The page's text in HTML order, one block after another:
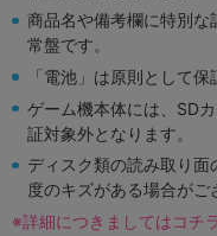
商品名や備考欄に特別な
常盤です。
「電池」は原則として保
ゲーム機本体には、SD
証対象外となります。
ディスク類の読み取り
度のキズがある場合がご
※詳細につきましてはコチ